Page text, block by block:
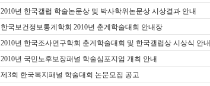
2010년 한국갤럽 학술논문상 및 박사학위논문상 시상결과 안내
한국보건정보통계학회 2010년 춘계학술대회 안내장
2010년 한국조사연구학회 춘계학술대회 및 한국갤럽상 시상식 안내
2010년 국민노후보장패널 학술심포지엄 개최 안내
제3회 한국복지패널 학술대회 논문모집 공고